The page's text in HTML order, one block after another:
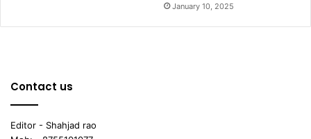
January 10, 2025
Contact us
Editor - Shahjad rao